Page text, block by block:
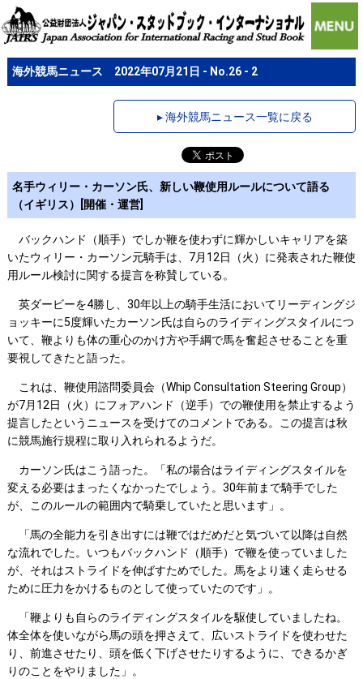
海外競馬ニュース 2022年07月21日 - No.26 - 2
▸ 海外競馬ニュース一覧に戻る
名手ウィリー・カーソン氏、新しい鞭使用ルールについて語る
（イギリス）[開催・運営]
バックハンド（順手）でしか鞭を使わずに輝かしいキャリアを築
いたウィリー・カーソン元騎手は、7月12日（火）に発表された鞭使
用ルール検討に関する提言を称賛している。
英ダービーを4勝し、30年以上の騎手生活においてリーディングジ
ョッキーに5度輝いたカーソン氏は自らのライディングスタイルにつ
いて、鞭よりも体の重心のかけ方や手綱で馬を奮起させることを重
要視してきたと語った。
これは、鞭使用諮問委員会（Whip Consultation Steering Group）
が7月12日（火）にフォアハンド（逆手）での鞭使用を禁止するよう
提言したというニュースを受けてのコメントである。この提言は秋
に競馬施行規程に取り入れられるようだ。
カーソン氏はこう語った。「私の場合はライディングスタイルを
変える必要はまったくなかったでしょう。30年前まで騎手でした
が、このルールの範囲内で騎乗していたと思います」。
「馬の全能力を引き出すには鞭ではだめだと気づいて以降は自然
な流れでした。いつもバックハンド（順手）で鞭を使っていました
が、それはストライドを伸ばすためでした。馬をより速く走らせる
ために圧力をかけるものとして使っていたのです」。
「鞭よりも自らのライディングスタイルを駆使していましたね。
体全体を使いながら馬の頭を押さえて、広いストライドを使わせた
り、前進させたり、頭を低く下げさせたりするように、できるかぎ
りのことをやりました」。